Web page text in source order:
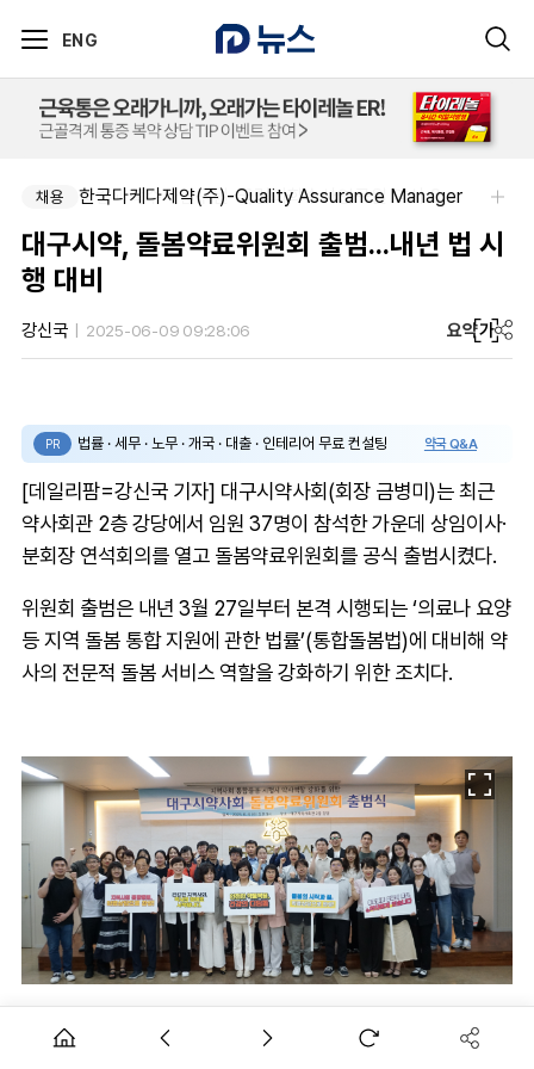
ENG
채용 국립과학수사연구원-국립과학수사연구원 약사 3명 채용
채용 한국다케다제약(주)-Quality Assurance Manager
대구시약, 돌봄약료위원회 출범...내년 법 시
행 대비
강신국 2025-06-09 09:28:06 요약가
PR 법률 · 세무 · 노무 · 개국 · 대출 · 인테리어 무료 컨설팅 약국 Q&A
[데일리팜=강신국 기자] 대구시약사회(회장 금병미)는 최근
약사회관 2층 강당에서 임원 37명이 참석한 가운데 상임이사·
분회장 연석회의를 열고 돌봄약료위원회를 공식 출범시켰다.
위원회 출범은 내년 3월 27일부터 본격 시행되는 ‘의료나 요양
등 지역 돌봄 통합 지원에 관한 법률’(통합돌봄법)에 대비해 약
사의 전문적 돌봄 서비스 역할을 강화하기 위한 조치다.
금병미 회장은 "통합돌봄법이 제정되면서 시행령이나 시행규